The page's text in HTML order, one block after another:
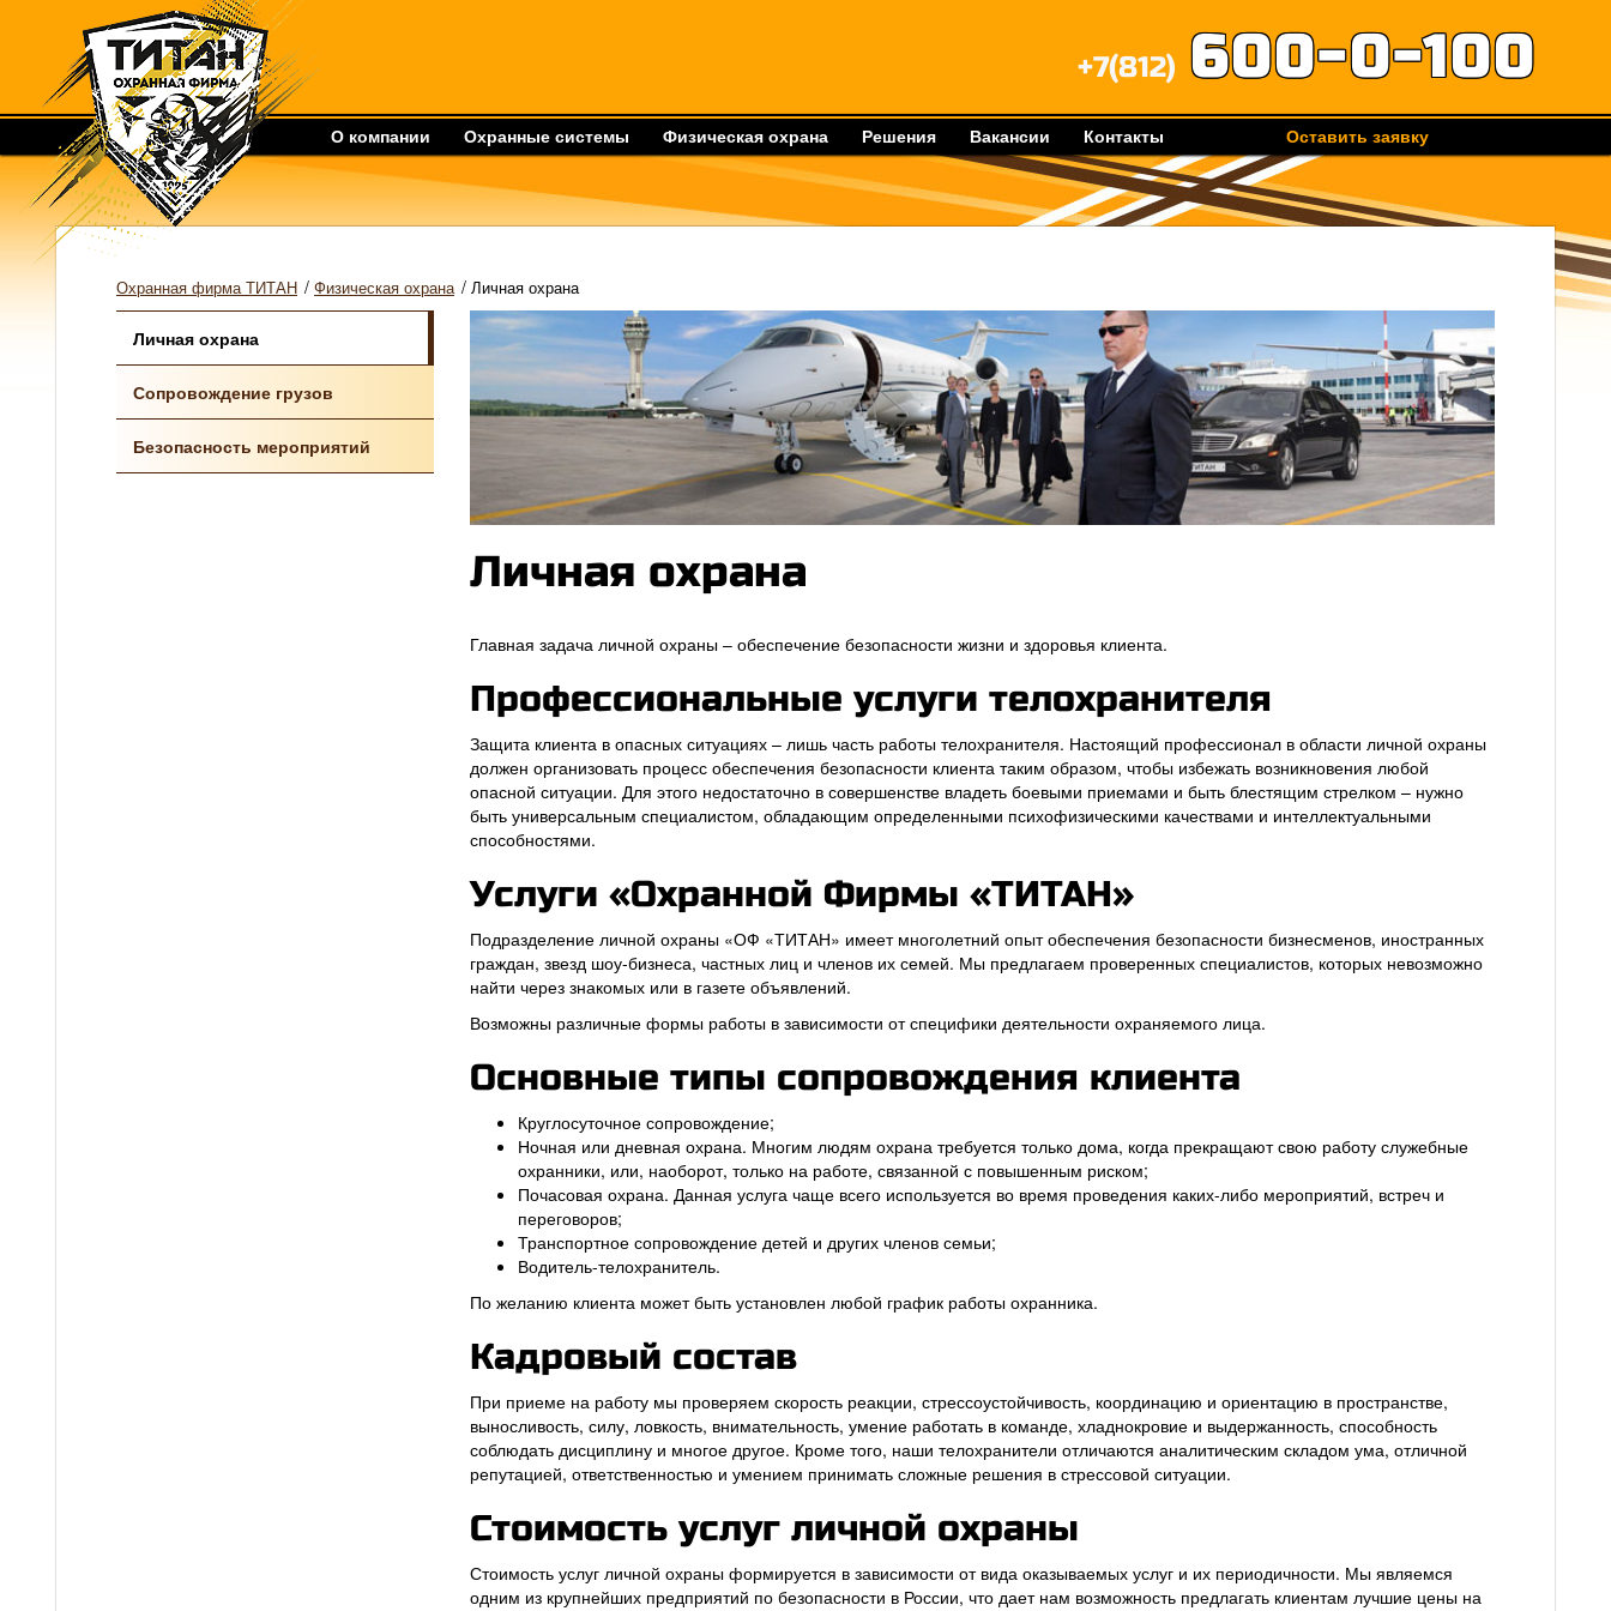
+7(812) 600-0-100
О компании Охранные системы Физическая охрана Решения Вакансии Контакты Оставить заявку
Охранная фирма ТИТАН / Физическая охрана / Личная охрана
Личная охрана
Сопровождение грузов
Безопасность мероприятий
Личная охрана
Главная задача личной охраны – обеспечение безопасности жизни и здоровья клиента.
Профессиональные услуги телохранителя
Защита клиента в опасных ситуациях – лишь часть работы телохранителя. Настоящий профессионал в области личной охраны
должен организовать процесс обеспечения безопасности клиента таким образом, чтобы избежать возникновения любой
опасной ситуации. Для этого недостаточно в совершенстве владеть боевыми приемами и быть блестящим стрелком – нужно
быть универсальным специалистом, обладающим определенными психофизическими качествами и интеллектуальными
способностями.
Услуги «Охранной Фирмы «ТИТАН»
Подразделение личной охраны «ОФ «ТИТАН» имеет многолетний опыт обеспечения безопасности бизнесменов, иностранных
граждан, звезд шоу-бизнеса, частных лиц и членов их семей. Мы предлагаем проверенных специалистов, которых невозможно
найти через знакомых или в газете объявлений.
Возможны различные формы работы в зависимости от специфики деятельности охраняемого лица.
Основные типы сопровождения клиента
Круглосуточное сопровождение;
Ночная или дневная охрана. Многим людям охрана требуется только дома, когда прекращают свою работу служебные
охранники, или, наоборот, только на работе, связанной с повышенным риском;
Почасовая охрана. Данная услуга чаще всего используется во время проведения каких-либо мероприятий, встреч и
переговоров;
Транспортное сопровождение детей и других членов семьи;
Водитель-телохранитель.
По желанию клиента может быть установлен любой график работы охранника.
Кадровый состав
При приеме на работу мы проверяем скорость реакции, стрессоустойчивость, координацию и ориентацию в пространстве,
выносливость, силу, ловкость, внимательность, умение работать в команде, хладнокровие и выдержанность, способность
соблюдать дисциплину и многое другое. Кроме того, наши телохранители отличаются аналитическим складом ума, отличной
репутацией, ответственностью и умением принимать сложные решения в стрессовой ситуации.
Стоимость услуг личной охраны
Стоимость услуг личной охраны формируется в зависимости от вида оказываемых услуг и их периодичности. Мы являемся
одним из крупнейших предприятий по безопасности в России, что дает нам возможность предлагать клиентам лучшие цены на